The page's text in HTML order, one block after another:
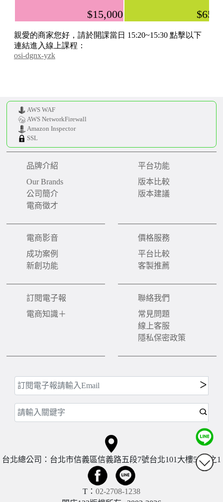
AWS WAF
AWS NetworkFirewall
Amazon Inspector
SSL
品牌介紹
Our Brands
公司簡介
電商徵才
平台功能
版本比較
版本建議
電商影音
成功案例
新創功能
價格服務
平台比較
客製推薦
訂閱電子報
電商知識＋
聯絡我們
常見問題
線上客服
隱私保密政策
台北總公司：台北市信義區信義路五段7號台北101大樓57樓之1
T： 02-2708-1238